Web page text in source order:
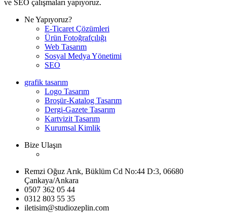
ve SEO çalışmaları yapıyoruz.
Ne Yapıyoruz?
E-Ticaret Çözümleri
Ürün Fotoğrafçılığı
Web Tasarım
Sosyal Medya Yönetimi
SEO
grafik tasarım
Logo Tasarım
Broşür-Katalog Tasarım
Dergi-Gazete Tasarım
Kartvizit Tasarım
Kurumsal Kimlik
Bize Ulaşın
Remzi Oğuz Arık, Büklüm Cd No:44 D:3, 06680
Çankaya/Ankara
0507 362 05 44
0312 803 55 35
iletisim@studiozeplin.com